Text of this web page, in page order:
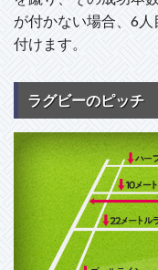
が付かない場合、6
付けます。
ラグビーのピッチ